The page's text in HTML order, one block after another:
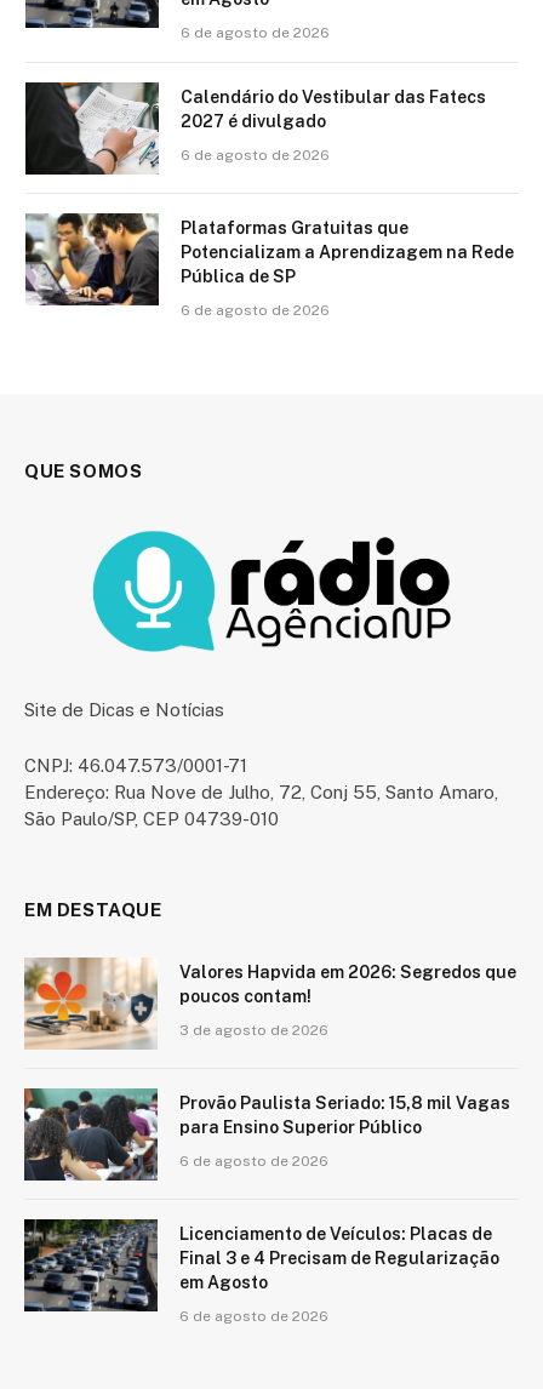
6 de agosto de 2026
Calendário do Vestibular das Fatecs
2027 é divulgado
6 de agosto de 2026
Plataformas Gratuitas que
Potencializam a Aprendizagem na Rede
Pública de SP
6 de agosto de 2026
QUE SOMOS
Site de Dicas e Notícias
CNPJ: 46.047.573/0001-71
Endereço: Rua Nove de Julho, 72, Conj 55, Santo Amaro,
São Paulo/SP, CEP 04739-010
EM DESTAQUE
Valores Hapvida em 2026: Segredos que
poucos contam!
3 de agosto de 2026
Provão Paulista Seriado: 15,8 mil Vagas
para Ensino Superior Público
6 de agosto de 2026
Licenciamento de Veículos: Placas de
Final 3 e 4 Precisam de Regularização
em Agosto
6 de agosto de 2026